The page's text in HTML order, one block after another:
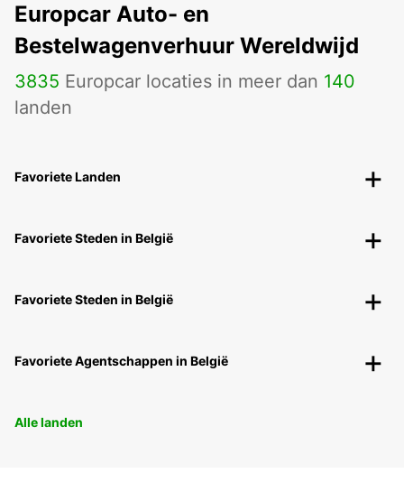
Europcar Auto- en
Bestelwagenverhuur Wereldwijd
3835 Europcar locaties in meer dan 140
landen
Favoriete Landen
Favoriete Steden in België
Favoriete Steden in België
Favoriete Agentschappen in België
Alle landen